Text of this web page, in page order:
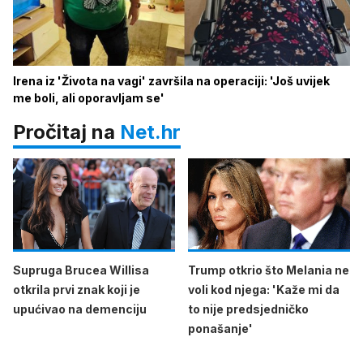
Irena iz 'Života na vagi' završila na operaciji: 'Još uvijek
me boli, ali oporavljam se'
Pročitaj na Net.hr
Supruga Brucea Willisa
otkrila prvi znak koji je
upućivao na demenciju
Trump otkrio što Melania ne
voli kod njega: 'Kaže mi da
to nije predsjedničko
ponašanje'